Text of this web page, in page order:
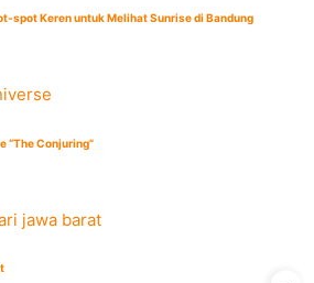
spot Keren untuk Melihat Sunrise di Bandung
“The Conjuring”